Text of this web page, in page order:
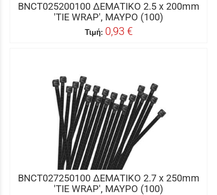
BNCT025200100 ΔΕΜΑΤΙΚΟ 2.5 x 200mm
'TIE WRAP', ΜΑΥΡΟ (100)
Τιμή: 0,93 €
BNCT027250100 ΔΕΜΑΤΙΚΟ 2.7 x 250mm
'TIE WRAP', ΜΑΥΡΟ (100)